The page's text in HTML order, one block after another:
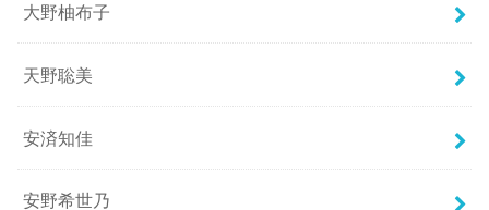
大野柚布子
天野聡美
安済知佳
安野希世乃